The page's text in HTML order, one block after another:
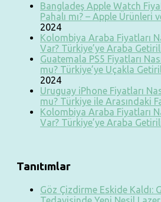
Bangladeş Apple Watch
Pahalı mı? – Apple Ürünleri
2024
Kolombiya Araba Fiyatları
Var? Türkiye’ye Araba
Guatemala PS5 Fiyatları
mu? Türkiye’ye Uçakla
2024
Uruguay iPhone Fiyatları
mu? Türkiye ile Arasındaki
Kolombiya Araba Fiyatları
Var? Türkiye’ye Araba
Tanıtımlar
Göz Çizdirme Eskide Kaldı: